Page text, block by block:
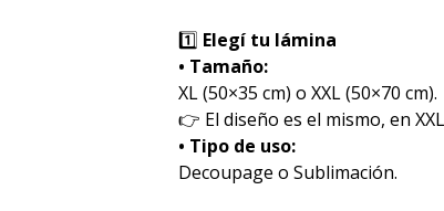
1️⃣ Elegí tu lámina
• Tamaño:
XL (50×35 cm) o XXL (50×70 cm).
👉 El diseño es el mismo, en
• Tipo de uso:
Decoupage o Sublimación.